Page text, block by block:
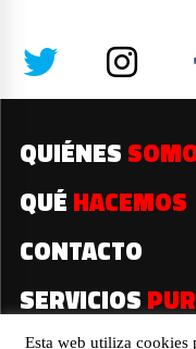
QUIÉNES
QUÉ HACEMOS
CONTACTO
SERVICIOS
Esta web utiliza cookies